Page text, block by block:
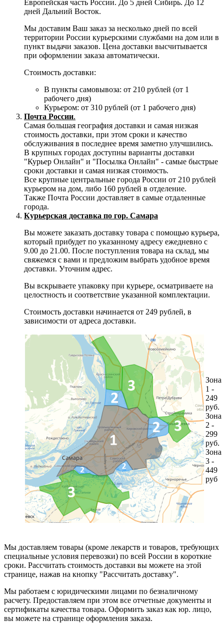
Европейская часть России. До 5 дней Сибирь. До 12
дней Дальний Восток.
Мы доставим Ваш заказ за несколько дней по всей
территории России курьерскими службами на дом или в
пункт выдачи заказов. Цена доставки высчитывается
при оформлении заказа автоматически.
Стоимость доставки:
В пункты самовывоза: от 210 рублей (от 1
рабочего дня)
Курьером: от 310 рублей (от 1 рабочего дня)
Почта России.
Самая большая география доставки и самая низкая
стоимость доставки, при этом сроки и качество
обслуживания в последнее время заметно улучшились.
В крупных городах доступны варианты доставки
"Курьер Онлайн" и "Посылка Онлайн" - самые быстрые
сроки доставки и самая низкая стоимость.
Все крупные центральные города России от 210 рублей
курьером на дом, либо 160 рублей в отделение.
Также Почта России доставляет в самые отдаленные
города.
Курьерская доставка по гор. Самара
Вы можете заказать доставку товара с помощью курьера,
который прибудет по указанному адресу ежедневно с
9.00 до 21.00. После поступления товара на склад, мы
свяжемся с вами и предложим выбрать удобное время
доставки. Уточним адрес.
Вы вскрываете упаковку при курьере, осматриваете на
целостность и соответствие указанной комплектации.
Стоимость доставки начинается от 249 рублей, в
зависимости от адреса доставки.
Зона
1 -
249
руб.
Зона
2 -
299
руб.
Зона
3 -
449
руб
Мы доставляем товары (кроме лекарств и товаров, требующих
специальные условия перевозки) по всей России в короткие
сроки. Рассчитать стоимость доставки вы можете на этой
странице, нажав на кнопку "Рассчитать доставку".
Мы работаем с юридическими лицами по безналичному
расчету. Предоставляем при этом все отчетные документы и
сертификаты качества товара. Оформить заказ как юр. лицо,
вы можете на странице оформления заказа.